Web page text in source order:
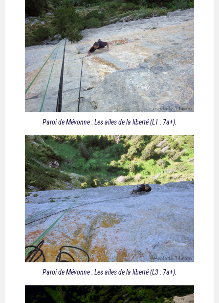
Paroi de Mévonne : Les ailes de la liberté (L1 : 7a+).
Paroi de Mévonne : Les ailes de la liberté (L3 : 7a+).